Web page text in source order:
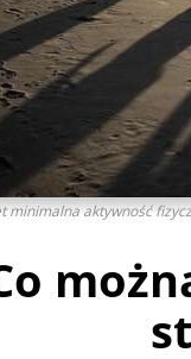
minimalna aktywność